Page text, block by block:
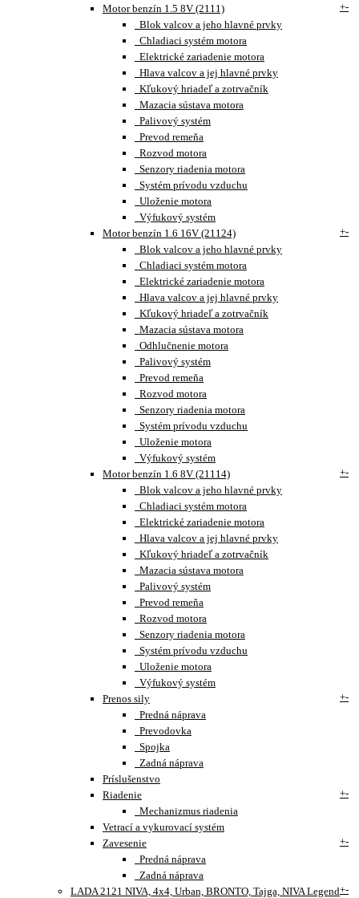
Motor benzín 1.5 8V (2111)
+-
Blok valcov a jeho hlavné prvky
Chladiaci systém motora
Elektrické zariadenie motora
Hlava valcov a jej hlavné prvky
Kľukový hriadeľ a zotrvačník
Mazacia sústava motora
Palivový systém
Prevod remeňa
Rozvod motora
Senzory riadenia motora
Systém prívodu vzduchu
Uloženie motora
Výfukový systém
Motor benzín 1.6 16V (21124)
+-
Blok valcov a jeho hlavné prvky
Chladiaci systém motora
Elektrické zariadenie motora
Hlava valcov a jej hlavné prvky
Kľukový hriadeľ a zotrvačník
Mazacia sústava motora
Odhlučnenie motora
Palivový systém
Prevod remeňa
Rozvod motora
Senzory riadenia motora
Systém prívodu vzduchu
Uloženie motora
Výfukový systém
Motor benzín 1.6 8V (21114)
+-
Blok valcov a jeho hlavné prvky
Chladiaci systém motora
Elektrické zariadenie motora
Hlava valcov a jej hlavné prvky
Kľukový hriadeľ a zotrvačník
Mazacia sústava motora
Palivový systém
Prevod remeňa
Rozvod motora
Senzory riadenia motora
Systém prívodu vzduchu
Uloženie motora
Výfukový systém
Prenos sily
+-
Predná náprava
Prevodovka
Spojka
Zadná náprava
Príslušenstvo
Riadenie
+-
Mechanizmus riadenia
Vetrací a vykurovací systém
Zavesenie
+-
Predná náprava
Zadná náprava
LADA 2121 NIVA, 4x4, Urban, BRONTO, Tajga, NIVA Legend+-